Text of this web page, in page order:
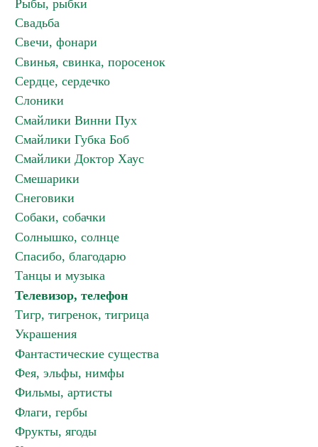
Рыбы, рыбки
Свадьба
Свечи, фонари
Свинья, свинка, поросенок
Сердце, сердечко
Слоники
Смайлики Винни Пух
Смайлики Губка Боб
Смайлики Доктор Хаус
Смешарики
Снеговики
Собаки, собачки
Солнышко, солнце
Спасибо, благодарю
Танцы и музыка
Телевизор, телефон
Тигр, тигренок, тигрица
Украшения
Фантастические существа
Фея, эльфы, нимфы
Фильмы, артисты
Флаги, гербы
Фрукты, ягоды